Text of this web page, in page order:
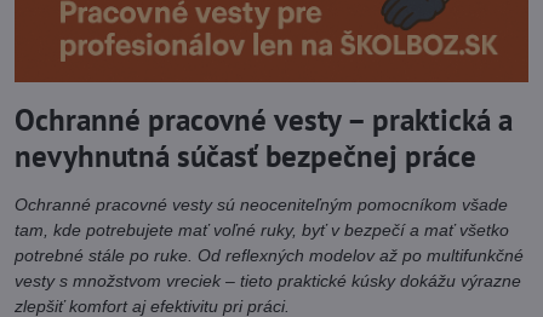
Ochranné pracovné vesty – praktická a
nevyhnutná súčasť bezpečnej práce
Ochranné pracovné vesty sú neoceniteľným pomocníkom všade
tam, kde potrebujete mať voľné ruky, byť v bezpečí a mať všetko
potrebné stále po ruke. Od reflexných modelov až po multifunkčné
vesty s množstvom vreciek – tieto praktické kúsky dokážu výrazne
zlepšiť komfort aj efektivitu pri práci.